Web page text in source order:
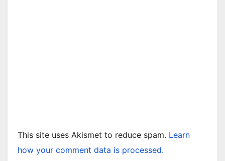
This site uses Akismet to reduce spam. Learn
how your comment data is processed.